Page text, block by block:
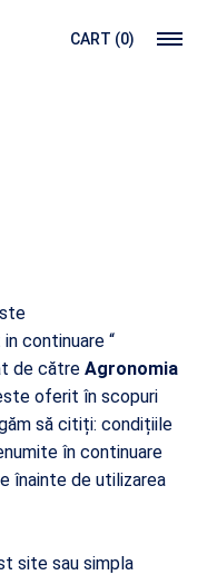
CART (0)
continuare “
de cătreAgronomia
oferit în scopuri
să citiți:condițiile
în continuare
înainte de utilizarea
site sau simpla